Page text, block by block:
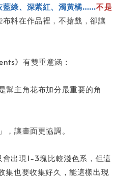
藍綠、深紫紅、濁黃橘……不是
布料在作品裡，不搶戲，卻讓
》有雙重意涵：
幫主角花布加分最重要的角
讓畫面更協調。
出現1-3塊比較淺色系，但這
集也要收集好久，能這樣出現